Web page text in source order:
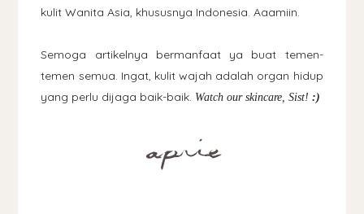
kulit Wanita Asia, khususnya Indonesia. Aaamiin.
Semoga artikelnya bermanfaat ya buat temen-
temen semua. Ingat, kulit wajah adalah organ hidup
yang perlu dijaga baik-baik. Watch our skincare, Sist!:)